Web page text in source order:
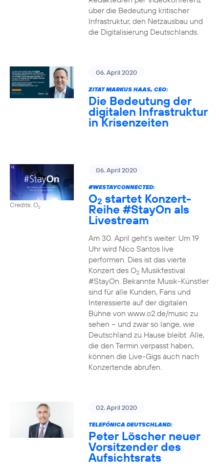
über die Bedeutung kritischer
Infrastruktur, den Netzausbau und
die Digitalisierung Deutschlands.
06. April 2020
ZITAT MARKUS HAAS, CEO:
Die Bedeutung der
digitalen Infrastruktur
in Krisenzeiten
Credits: O2
06. April 2020
#WESTAYCONNECTED:
O2 startet Konzert-
Reihe #StayOn als
Livestream
Am 30. April geht’s weiter: Um 19
Uhr wird Nico Santos live
performen. Dies ist das vierte
Konzert des O2Musikfestival
#StayOn. Bekannte Musik-Künstler
sind für alle Kunden, Fans und
Interessierte auf der digitalen
Bühne von www.o2.de/music zu
sehen – und zwar so lange, wie
Deutschland zu Hause bleibt. Alle,
die den Termin verpasst haben,
können die Live-Gigs auch nach
Konzertende abrufen.
02. April 2020
TELEFÓNICA DEUTSCHLAND:
Peter Löscher neuer
Vorsitzender des
Aufsichtsrats